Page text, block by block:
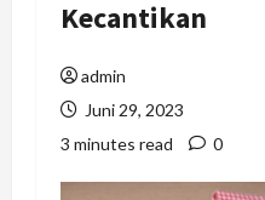
Kecantikan
admin
Juni 29, 2023
3 minutes read
0